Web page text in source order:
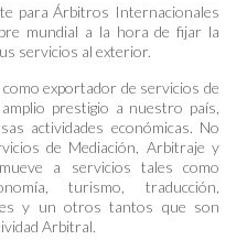
para Árbitros Internacionales
mundial a la hora de fijar la
servicios al exterior.
exportador de servicios de
prestigio a nuestro país,
actividades económicas. No
de Mediación, Arbitraje y
a servicios tales como
turismo, traducción,
y un otros tantos que son
Arbitral.